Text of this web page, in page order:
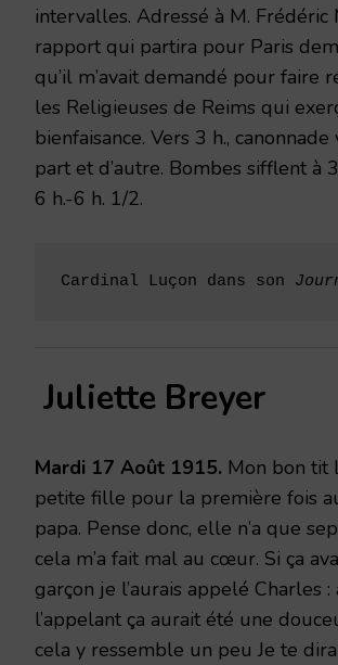
intervalles. Adressé à M. Frédéric
rapport qui partira pour Paris
qu’il m’avait demandé pour faire
les Religieuses de Reims qui
bienfaisance. Vers 3 h.,
part et d’autre. Bombes sifflent à
6 h.-6 h. 1/2.
Cardinal Luçon dans son
Juliette Breyer
Mardi 17 Août 1915. Mon bon tit
petite fille pour la première fois
papa. Pense donc, elle n’a que
cela m’a fait mal au cœur. Si ça
garçon je l’aurais appelé Charles
l’appelant ça aurait été une
cela y ressemble un peu Je te